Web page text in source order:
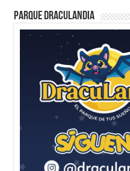
Parque Draculandia